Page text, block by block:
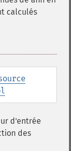
calculés
d'entrée
des